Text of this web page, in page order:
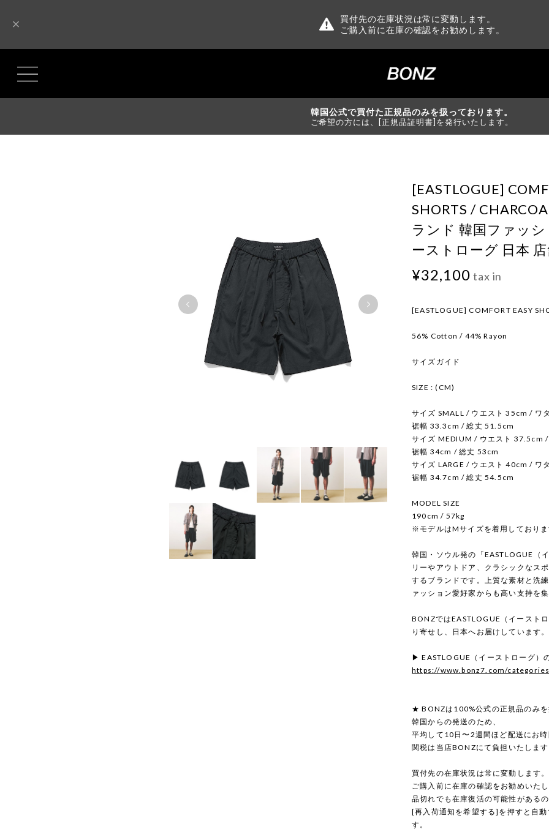
買付先の在庫状況は常に変動します。
ご購入前に在庫の確認をお勧めします。
韓国公式で買付た正規品のみを扱っております。
ご希望の方には、[正規品証明書]を発行いたします。
[EASTLOGUE]
SHORTS /
ランド 韓国ファッシ
ーストローグ 日本
¥32,100 tax in
[EASTLOGUE] COMFORT EASY
56% Cotton / 44% Rayon
サイズガイド
SIZE : (CM)
サイズ SMALL / ウエスト 35cm /
裾幅 33.3cm / 総丈 51.5cm
サイズ MEDIUM / ウエスト 37.5cm
裾幅 34cm / 総丈 53cm
サイズ LARGE / ウエスト 40cm /
裾幅 34.7cm / 総丈 54.5cm
MODEL SIZE
190cm / 57kg
※モデルはMサイズを着用しておりま
韓国・ソウル発の「EASTLOGUE（
リーやアウトドア、クラシックなス
するブランドです。上質な素材と洗
ァッション愛好家からも高い支持を集
BONZではEASTLOGUE（イースト
り寄せし、日本へお届けしています。
▶ EASTLOGUE（イーストローグ）
https://www.bonz7.com/
★ BONZは100%公式の正規品のみを
韓国からの発送のため、
平均して10日〜2週間ほど配送にお時
関税は当店BONZにて負担いたします
買付先の在庫状況は常に変動します。
ご購入前に在庫の確認をお勧めいたし
品切れでも在庫復活の可能性がある
[再入荷通知を希望する]を押すと自動
す。